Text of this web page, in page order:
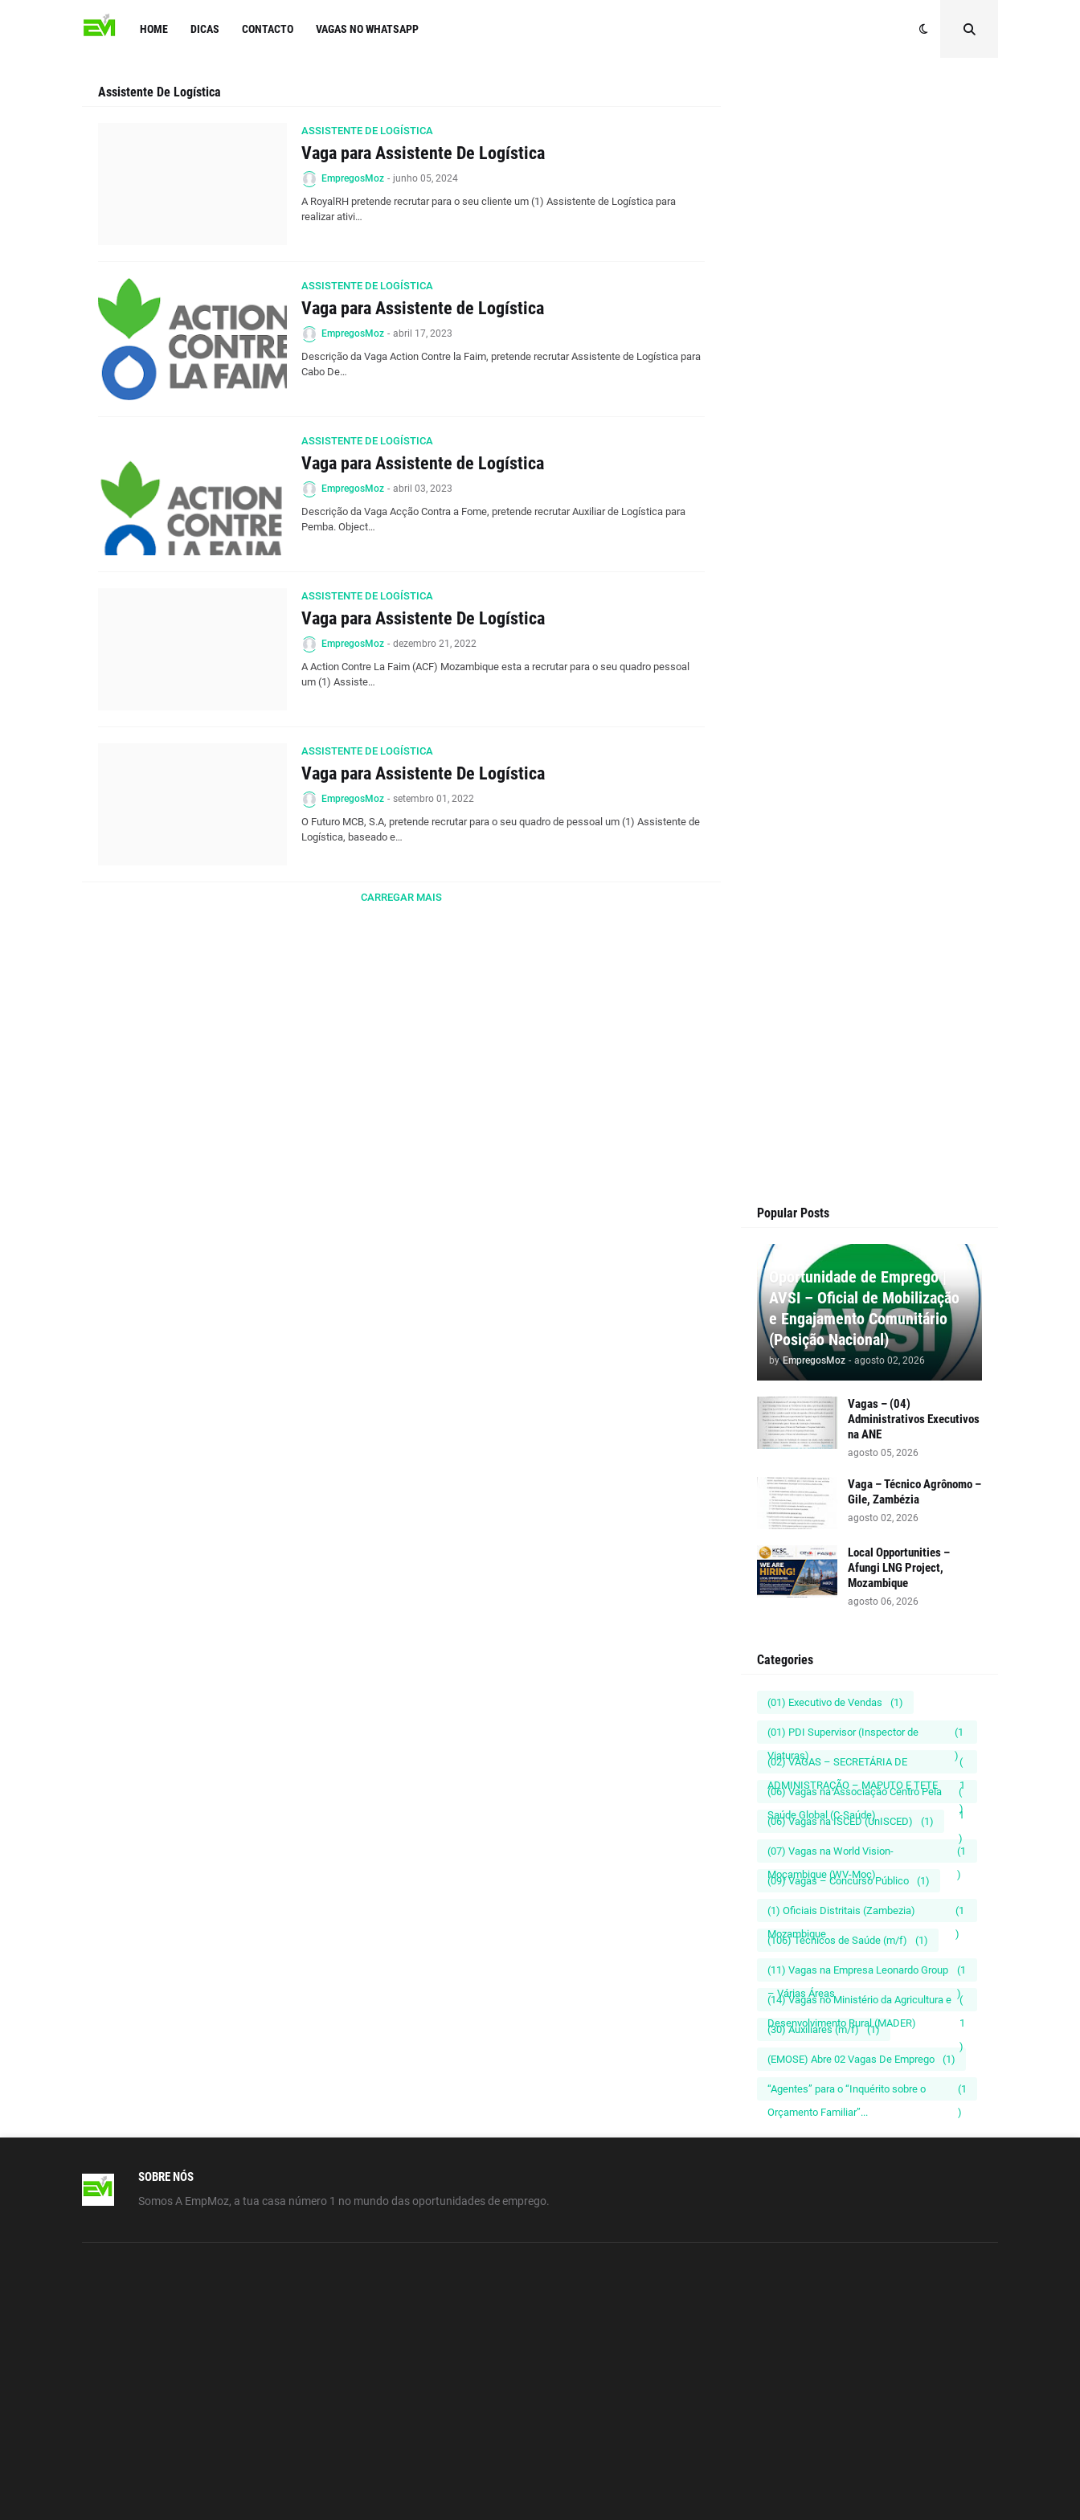
HOME DICAS CONTACTO VAGAS NO WHATSAPP
Assistente De Logística
ASSISTENTE DE LOGÍSTICA
Vaga para Assistente De Logística
EmpregosMoz - junho 05, 2024
A RoyalRH pretende recrutar para o seu cliente um (1) Assistente de Logística para
realizar ativi…
ASSISTENTE DE LOGÍSTICA
Vaga para Assistente de Logística
EmpregosMoz - abril 17, 2023
Descrição da Vaga Action Contre la Faim, pretende recrutar Assistente de Logística para
Cabo De…
ASSISTENTE DE LOGÍSTICA
Vaga para Assistente de Logística
EmpregosMoz - abril 03, 2023
Descrição da Vaga Acção Contra a Fome, pretende recrutar Auxiliar de Logística para
Pemba. Object…
ASSISTENTE DE LOGÍSTICA
Vaga para Assistente De Logística
EmpregosMoz - dezembro 21, 2022
A Action Contre La Faim (ACF) Mozambique esta a recrutar para o seu quadro pessoal
um (1) Assiste…
ASSISTENTE DE LOGÍSTICA
Vaga para Assistente De Logística
EmpregosMoz - setembro 01, 2022
O Futuro MCB, S.A, pretende recrutar para o seu quadro de pessoal um (1) Assistente de
Logística, baseado e…
CARREGAR MAIS
Popular Posts
Oportunidade de Emprego |
AVSI – Oficial de Mobilização
e Engajamento Comunitário
(Posição Nacional)
by EmpregosMoz - agosto 02, 2026
Vagas – (04)
Administrativos Executivos
na ANE
agosto 05, 2026
Vaga – Técnico Agrônomo –
Gile, Zambézia
agosto 02, 2026
Local Opportunities –
Afungi LNG Project,
Mozambique
agosto 06, 2026
Categories
(01) Executivo de Vendas (1)
(01) PDI Supervisor (Inspector de
Viaturas)
(1
)
(02) VAGAS – SECRETÁRIA DE
ADMINISTRAÇÃO – MAPUTO E TETE
(
1
)
(06) Vagas na Associação Centro Pela
Saúde Global (C-Saúde)
(
1
)
(06) Vagas na ISCED (UnISCED) (1)
(07) Vagas na World Vision-
Moçambique (WV-Moç)
(1
)
(09) Vagas – Concurso Público (1)
(1) Oficiais Distritais (Zambezia)
Mozambique
(1
)
(106) Técnicos de Saúde (m/f) (1)
(11) Vagas na Empresa Leonardo Group
– Várias Áreas
(1
)
(14) Vagas no Ministério da Agricultura e
Desenvolvimento Rural (MADER)
(
1
)
(30) Auxiliares (m/f) (1)
(EMOSE) Abre 02 Vagas De Emprego (1)
“Agentes” para o “Inquérito sobre o
Orçamento Familiar”...
(1
)
SOBRE NÓS
Somos A EmpMoz, a tua casa número 1 no mundo das oportunidades de emprego.